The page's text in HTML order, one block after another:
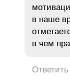
в наше
в чем
Ответить